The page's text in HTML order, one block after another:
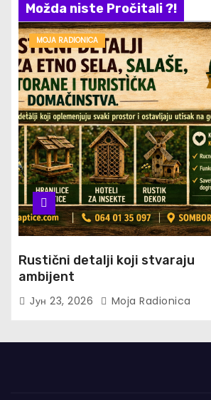
Možda niste Pročitali ?!
MOJA RADIONICA
Rustični detalji koji stvaraju
ambijent
Јун 23, 2026 Moja Radionica